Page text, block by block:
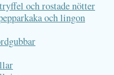
och rostade nötter
och lingon